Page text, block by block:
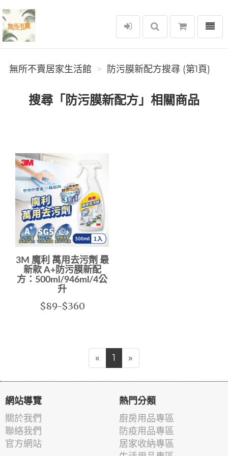
無所不賣居家生活館
選單
無所不賣居家生活館 防污膜新配方搜尋 (第1頁)
搜尋「防污膜新配方」相關商品
3M 魔利 萬用去污劑 最
新款 A+防污膜新配
方：500ml/946ml/4公
升
$89-$360
« 1 »
網站導覽
關於我們
聯絡我們
官方網站
熱門分類
廚房用品專區
防疫用品專區
居家收納專區